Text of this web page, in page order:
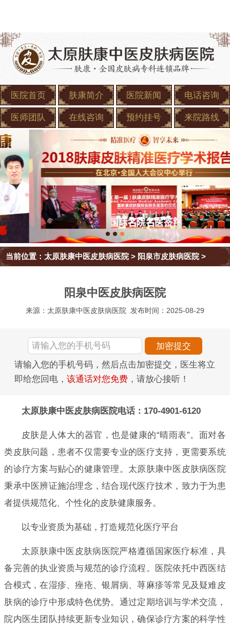
医院首页 肤康简介 医院新闻 电话咨询
医师团队 在线咨询 预约挂号 来院路线
当前位置： 太原肤康中医皮肤病医院> 阳泉市皮肤病医院>
阳泉中医皮肤病医院
来源：太原肤康中医皮肤病医院 发布时间：2025-08-29
请输入您的手机号码，然后点击加密提交，医生将立
即给您回电， 该通话对您免费 ，请放心接听！
太原肤康中医皮肤病医院电话：170-4901-6120
皮肤是人体大的器官，也是健康的“晴雨表”。面对各
类皮肤问题，患者不仅需要专业的医疗支持，更需要系统
的诊疗方案与贴心的健康管理。太原肤康中医皮肤病医院
秉承中医辨证施治理念，结合现代医疗技术，致力于为患
者提供规范化、个性化的皮肤健康服务。
以专业资质为基础，打造规范化医疗平台
太原肤康中医皮肤病医院严格遵循国家医疗标准，具
备完善的执业资质与规范的诊疗流程。医院依托中西医结
合模式，在湿疹、痤疮、银屑病、荨麻疹等常见及疑难皮
肤病的诊疗中形成特色优势。通过定期培训与学术交流，
院内医生团队持续更新专业知识，确保诊疗方案的科学性